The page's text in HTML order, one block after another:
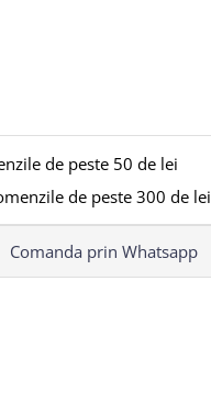
de peste 50 de lei
de peste 300 de lei
Comanda prin Whatsapp